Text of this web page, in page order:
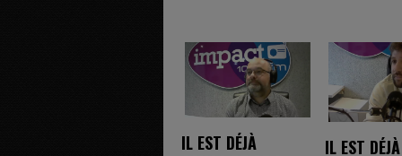
IL EST DÉJÀ
IL EST DÉJÀ